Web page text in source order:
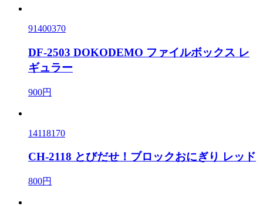
91400370
DF-2503 DOKODEMO ファイルボックス レ
ギュラー
900円
14118170
CH-2118 とびだせ！ブロックおにぎり レッド
800円